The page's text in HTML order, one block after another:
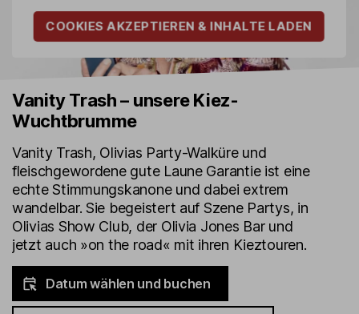
COOKIES AKZEPTIEREN & INHALTE LADEN
Vanity Trash – unsere Kiez-
Wuchtbrumme
Vanity Trash, Olivias Party-Walküre und
fleischgewordene gute Laune Garantie ist eine
echte Stimmungskanone und dabei extrem
wandelbar. Sie begeistert auf Szene Partys, in
Olivias Show Club, der Olivia Jones Bar und
jetzt auch »on the road« mit ihren Kieztouren.
Datum wählen und buchen